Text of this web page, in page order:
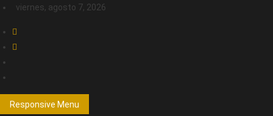
viernes, agosto 7, 2026
Responsive Menu